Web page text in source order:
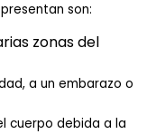
son:
zonas del
a un embarazo o
cuerpo debida a la